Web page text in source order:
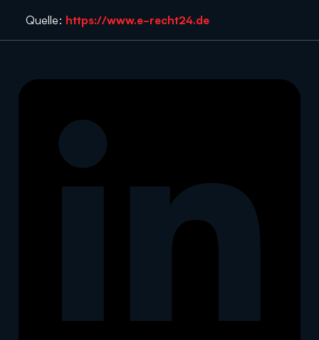
Quelle: https://www.e-recht24.de